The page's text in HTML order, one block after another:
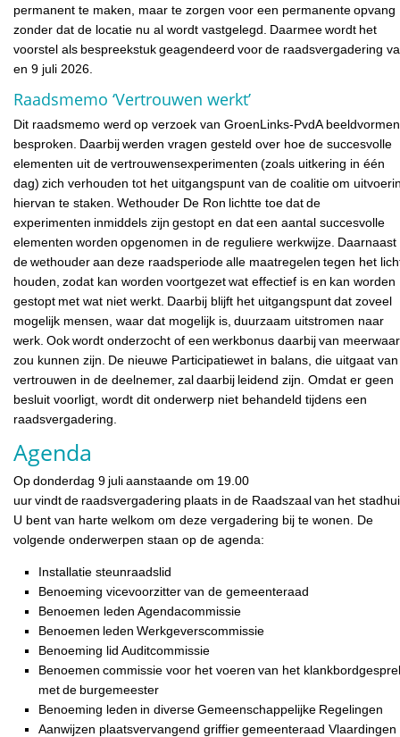
permanent te maken, maar te zorgen voor een permanente opvang
zonder dat de locatie nu al wordt vastgelegd. Daarmee wordt het
voorstel als bespreekstuk geagendeerd voor de raadsvergadering
en 9 juli 2026.
Raadsmemo ‘Vertrouwen werkt’
Dit raadsmemo werd op verzoek van GroenLinks-PvdA
besproken. Daarbij werden vragen gesteld over hoe de succesvolle
elementen uit de vertrouwensexperimenten (zoals uitkering in één
dag) zich verhouden tot het uitgangspunt van de coalitie om
hiervan te staken. Wethouder De Ron lichtte toe dat de
experimenten inmiddels zijn gestopt en dat een aantal succesvolle
elementen worden opgenomen in de reguliere werkwijze. Daarnaast
de wethouder aan deze raadsperiode alle maatregelen tegen het
houden, zodat kan worden voortgezet wat effectief is en kan worden
gestopt met wat niet werkt. Daarbij blijft het uitgangspunt dat zoveel
mogelijk mensen, waar dat mogelijk is, duurzaam uitstromen naar
werk. Ook wordt onderzocht of een werkbonus daarbij van
zou kunnen zijn. De nieuwe Participatiewet in balans, die uitgaat van
vertrouwen in de deelnemer, zal daarbij leidend zijn. Omdat er geen
besluit voorligt, wordt dit onderwerp niet behandeld tijdens een
raadsvergadering.
Agenda
Op donderdag 9 juli aanstaande om 19.00
uur vindt de raadsvergadering plaats in de Raadszaal van het
U bent van harte welkom om deze vergadering bij te wonen. De
volgende onderwerpen staan op de agenda:
Installatie steunraadslid
Benoeming vicevoorzitter van de gemeenteraad
Benoemen leden Agendacommissie
Benoemen leden Werkgeverscommissie
Benoeming lid Auditcommissie
Benoemen commissie voor het voeren van het
met de burgemeester
Benoeming leden in diverse Gemeenschappelijke Regelingen
Aanwijzen plaatsvervangend griffier gemeenteraad